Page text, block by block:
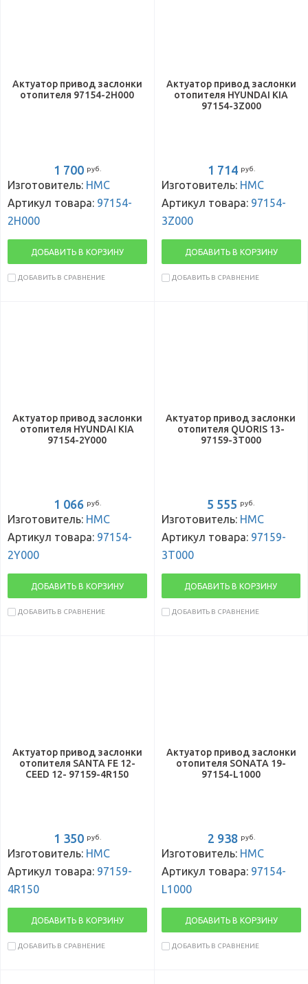
Актуатор привод заслонки
отопителя 97154-2H000
1 700 руб.
Изготовитель: HMC
Артикул товара: 97154-
2H000
ДОБАВИТЬ В КОРЗИНУ
ДОБАВИТЬ В СРАВНЕНИЕ
Актуатор привод заслонки
отопителя HYUNDAI KIA
97154-3Z000
1 714 руб.
Изготовитель: HMC
Артикул товара: 97154-
3Z000
ДОБАВИТЬ В КОРЗИНУ
ДОБАВИТЬ В СРАВНЕНИЕ
Актуатор привод заслонки
отопителя HYUNDAI KIA
97154-2Y000
1 066 руб.
Изготовитель: HMC
Артикул товара: 97154-
2Y000
ДОБАВИТЬ В КОРЗИНУ
ДОБАВИТЬ В СРАВНЕНИЕ
Актуатор привод заслонки
отопителя QUORIS 13-
97159-3T000
5 555 руб.
Изготовитель: HMC
Артикул товара: 97159-
3T000
ДОБАВИТЬ В КОРЗИНУ
ДОБАВИТЬ В СРАВНЕНИЕ
Актуатор привод заслонки
отопителя SANTA FE 12-
CEED 12- 97159-4R150
1 350 руб.
Изготовитель: HMC
Артикул товара: 97159-
4R150
ДОБАВИТЬ В КОРЗИНУ
ДОБАВИТЬ В СРАВНЕНИЕ
Актуатор привод заслонки
отопителя SONATA 19-
97154-L1000
2 938 руб.
Изготовитель: HMC
Артикул товара: 97154-
L1000
ДОБАВИТЬ В КОРЗИНУ
ДОБАВИТЬ В СРАВНЕНИЕ